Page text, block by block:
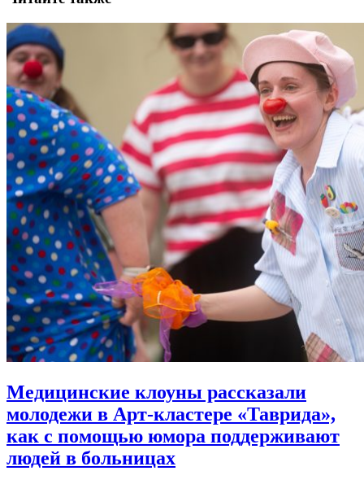
Медицинские клоуны рассказали
молодежи в Арт-кластере «Таврида»,
как с помощью юмора поддерживают
людей в больницах